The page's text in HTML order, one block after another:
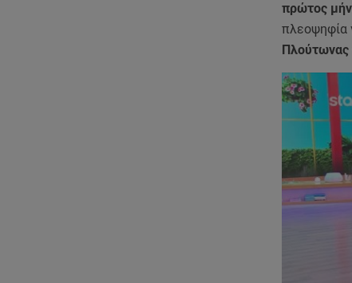
πρώτος
πλεοψηφία
Πλούτωνας